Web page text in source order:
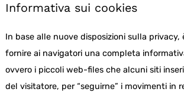
Informativa sui cookies
In base alle nuove disposizioni sulla privacy,
fornire ai navigatori una completa
ovvero i piccoli web-files che alcuni siti
del visitatore, per “seguirne” i movimenti in